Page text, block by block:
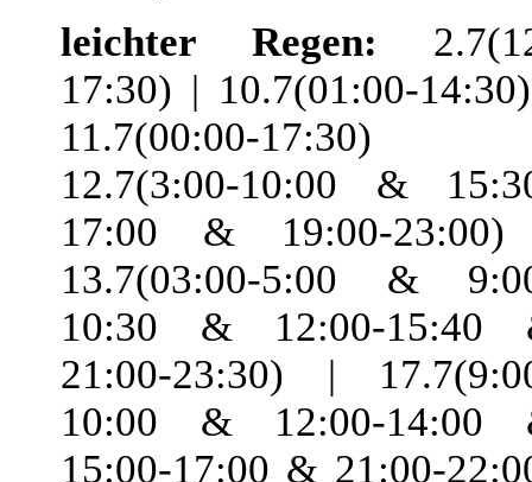
leichter Regen:
17:30) | 10.7(01:00-
11.7(00:00-
12.7(3:00-10:00 &
17:00 & 19:00-
13.7(03:00-5:00 &
10:30 & 12:00-15:40
21:00-23:30) |
10:00 & 12:00-14:00
15:00-17:00 & 21:00-